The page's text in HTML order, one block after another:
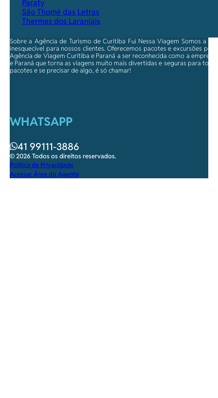
Paraty
São Thomé das Letras
Thermas dos Laranjais
Sobre a Agência de Turismo de Curitiba Fui Nessa Viagem Somos a
inesquecível para nossos clientes. Oferecemos pacotes e excursões
Agência de Viagem Curitiba e Paraná a ser reconhecida como a
e Paraná que torna as viagens muito mais divertidas e seguras para
pacotes e se precisar de algo, é só chamar!
WHATSAPP
41 99111-3886
© 2026 Todos os direitos reservados.
Política de Privacidade
Acessar Área do Agente